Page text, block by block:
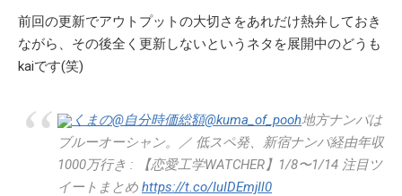
前回の更新でアウトプットの大切さをあれだけ熱弁しておき
ながら、その後全く更新しないというネタを展開中のどうも
kaiです(笑)
くまの@自分時価総額@kuma_of_pooh地方ナンパは
ブルーオーシャン。／ 低スペ発、新宿ナンパ経由年収
1000万行き : 【恋愛工学WATCHER】1/8〜1/14 注目ツ
イートまとめ https://t.co/IuIDEmjIl0